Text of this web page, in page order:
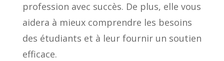
profession avec succès. De plus, elle vous
aidera à mieux comprendre les besoins
des étudiants et à leur fournir un soutien
efficace.